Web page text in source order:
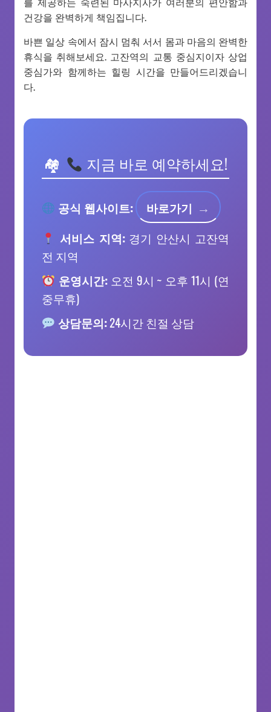
건강을 완벽하게 책임집니다.
바쁜 일상 속에서 잠시 멈춰 서서 몸과 마음의 완벽한
휴식을 취해보세요. 고잔역의 교통 중심지이자 상업
중심가와 함께하는 힐링 시간을 만들어드리겠습니
다.
지금 바로 예약하세요!
공식 웹사이트:
바로가기
서비스 지역:경기 안산시 고잔역
전 지역
운영시간:오전 9시 ~ 오후 11시 (연
중무휴)
상담문의:24시간 친절 상담